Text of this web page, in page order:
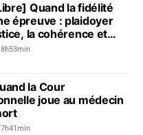
Quand la fidélité
épreuve : plaidoyer
la cohérence et
la Cour
joue au médecin